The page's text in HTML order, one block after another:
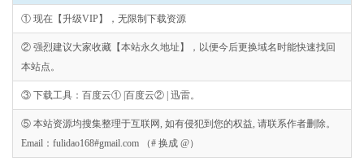
① 现在【升级VIP】，无限制下载资源
② 强烈建议大家收藏【本站永久地址】，以便今后更换域名时能快速找回
本站点。
③ 下载工具：百度云① |百度云② | 迅雷。
⑤ 本站资源均搜集整理于互联网, 如有侵犯到您的权益, 请联系作者删除。
Email：fulidao168#gmail.com （# 换成 @）